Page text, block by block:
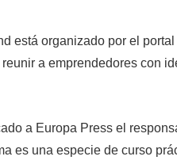
está organizado por el
a emprendedores con
a Europa Press el
es una especie de curso